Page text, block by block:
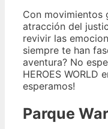
Con movimientos
atracción del
revivir las
siempre te han
aventura? No
HEROES WORLD
esperamos!
Parque